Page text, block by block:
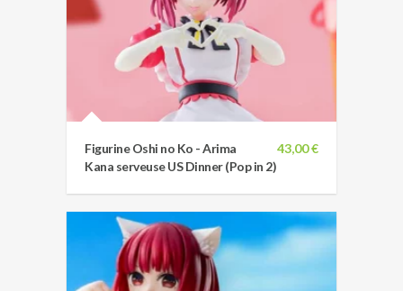
43,00 €
Figurine Oshi no Ko - Arima
Kana serveuse US Dinner (Pop in 2)